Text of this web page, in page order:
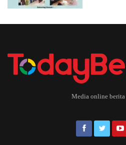
Media online berita